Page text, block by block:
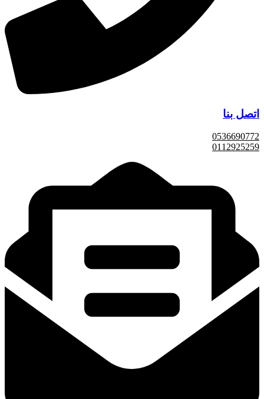
اتصل بنا
0536690772
0112925259